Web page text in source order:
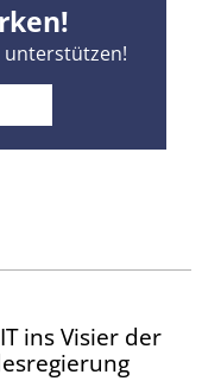
unterstützen!
ins Visier der